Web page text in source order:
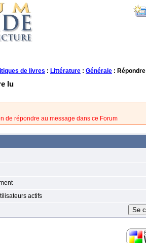
de livres : Littérature : Générale : Répondre
lu
de répondre au message dans ce Forum
actifs